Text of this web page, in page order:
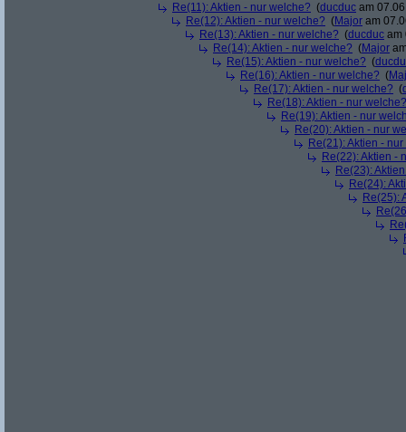
Re(11): Aktien - nur welche? (ducduc am
Re(12): Aktien - nur welche? (Major am
Re(13): Aktien - nur welche? (ducduc am
Re(14): Aktien - nur welche? (Major
Re(15): Aktien - nur welche? (
Re(16): Aktien - nur welche? (
Re(17): Aktien - nur welche? (
Re(18): Aktien - nur welche?
Re(19): Aktien - nur
Re(20): Aktien - nur
Re(21): Aktien -
Re(22): Aktien -
Re(23):
Re(24):
Re(25):